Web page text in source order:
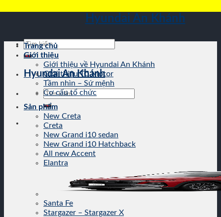
Hyundai An Khánh
Tìm
kiếm:
Hyundai An Khánh
Tìm
kiếm:
Trang chủ
Giới thiệu
Giới thiệu về Hyundai An Khánh
Giới thiệu TC Motor
Tầm nhìn – Sứ mệnh
Cơ cấu tổ chức
Sản phẩm
New Creta
Creta
New Grand i10 sedan
New Grand i10 Hatchback
All new Accent
Elantra
Santa Fe
Stargazer – Stargazer X